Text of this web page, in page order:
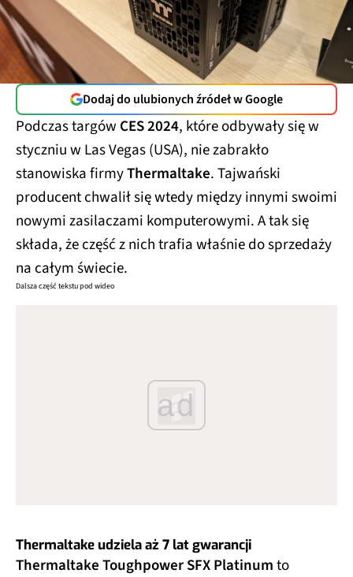
Dodaj do ulubionych źródeł w Google
Podczas targów CES 2024, które odbywały się w
styczniu w Las Vegas (USA), nie zabrakło
stanowiska firmyThermaltake. Tajwański
producent chwalił się wtedy między innymi swoimi
nowymi zasilaczami komputerowymi. A tak się
składa, że część z nich trafia właśnie do sprzedaży
na całym świecie.
Dalsza część tekstu pod wideo
ad
Thermaltake udziela aż 7 lat gwarancji
Thermaltake Toughpower SFX Platinumto